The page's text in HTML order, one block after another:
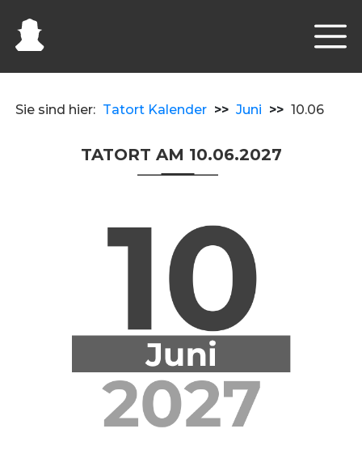
Sie sind hier: Tatort Kalender >> Juni >> 10.06
TATORT AM 10.06.2027